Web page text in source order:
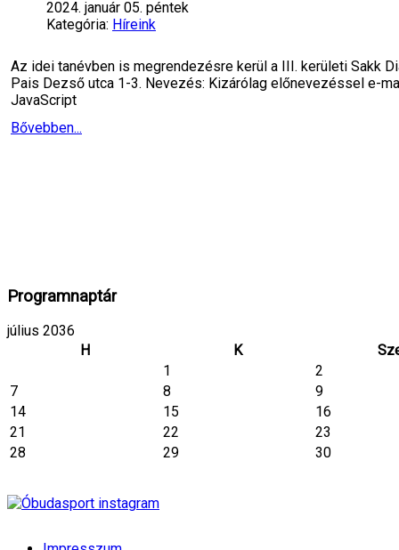
2024. január 05. péntek
Kategória: Híreink
Az idei tanévben is megrendezésre kerül a III. kerületi Sakk
Pais Dezső utca 1-3. Nevezés: Kizárólag előnevezéssel e-
JavaScript
Bővebben...
Programnaptár
július 2036
H
K
1
2
7
8
9
14
15
16
21
22
23
28
29 30